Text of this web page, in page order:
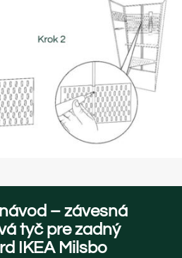
– závesná
tyč pre zadný
IKEA Milsbo